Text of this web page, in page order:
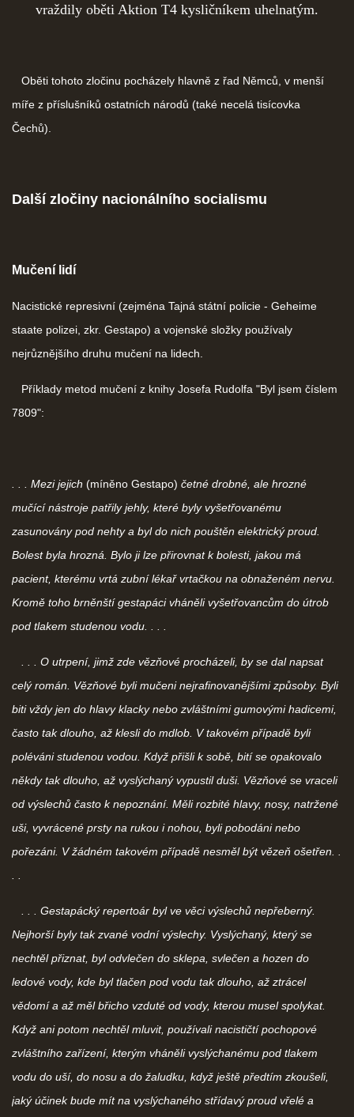
vraždily oběti Aktion T4 kysličníkem uhelnatým.
Oběti tohoto zločinu pocházely hlavně z řad Němců, v menší
míře z příslušníků ostatních národů (také necelá tisícovka
Čechů).
Další zločiny nacionálního socialismu
Mučení lidí
Nacistické represivní (zejména Tajná státní policie - Geheime
staate polizei, zkr. Gestapo) a vojenské složky používaly
nejrůznějšího druhu mučení na lidech.
Příklady metod mučení z knihy Josefa Rudolfa "Byl jsem číslem
7809":
. . . Mezi jejich (míněno Gestapo) četné drobné, ale hrozné
mučící nástroje patřily jehly, které byly vyšetřovanému
zasunovány pod nehty a byl do nich pouštěn elektrický proud.
Bolest byla hrozná. Bylo ji lze přirovnat k bolesti, jakou má
pacient, kterému vrtá zubní lékař vrtačkou na obnaženém nervu.
Kromě toho brněnští gestapáci vháněli vyšetřovancům do útrob
pod tlakem studenou vodu. . . .
. . . O utrpení, jimž zde vězňové procházeli, by se dal napsat
celý román. Vězňové byli mučeni nejrafinovanějšími způsoby. Byli
biti vždy jen do hlavy klacky nebo zvláštními gumovými hadicemi,
často tak dlouho, až klesli do mdlob. V takovém případě byli
poléváni studenou vodou. Když přišli k sobě, bití se opakovalo
někdy tak dlouho, až vyslýchaný vypustil duši. Vězňové se vraceli
od výslechů často k nepoznání. Měli rozbité hlavy, nosy, natržené
uši, vyvrácené prsty na rukou i nohou, byli pobodáni nebo
pořezáni. V žádném takovém případě nesměl být vězeň ošetřen. .
. . . Gestapácký repertoár byl ve věci výslechů nepřeberný.
Nejhorší byly tak zvané vodní výslechy. Vyslýchaný, který se
nechtěl přiznat, byl odvlečen do sklepa, svlečen a hozen do
ledové vody, kde byl tlačen pod vodu tak dlouho, až ztrácel
vědomí a až měl břicho vzduté od vody, kterou musel spolykat.
Když ani potom nechtěl mluvit, používali nacističtí pochopové
zvláštního zařízení, kterým vháněli vyslýchanému pod tlakem
vodu do uší, do nosu a do žaludku, když ještě předtím zkoušeli,
jaký účinek bude mít na vyslýchaného střídavý proud vřelé a